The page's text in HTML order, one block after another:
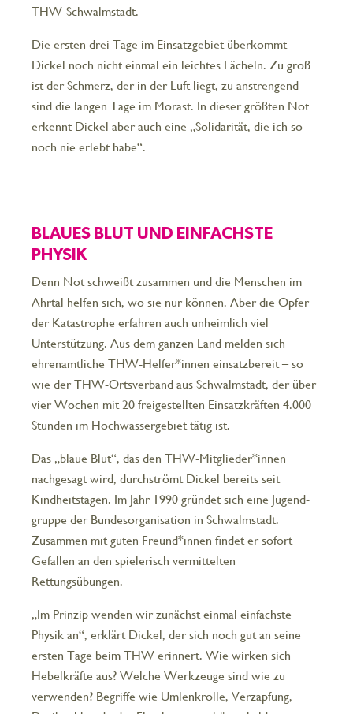
THW-Schwalmstadt.
Die ersten drei Tage im Einsatzgebiet überkommt
Dickel noch nicht einmal ein leichtes Lächeln. Zu groß
ist der Schmerz, der in der Luft liegt, zu anstrengend
sind die langen Tage im Morast. In dieser größten Not
erkennt Dickel aber auch eine „Solidarität, die ich so
noch nie erlebt habe“.
BLAUES BLUT UND EINFACHSTE
PHYSIK
Denn Not schweißt zusammen und die Menschen im
Ahrtal helfen sich, wo sie nur können. Aber die Opfer
der Katastrophe erfahren auch unheimlich viel
Unterstützung. Aus dem ganzen Land melden sich
ehrenamtliche THW-Helfer*innen einsatzbereit – so
wie der THW-Ortsverband aus Schwalmstadt, der über
vier Wochen mit 20 freigestellten Einsatzkräften 4.000
Stunden im Hochwassergebiet tätig ist.
Das „blaue Blut“, das den THW-Mitglieder*innen
nachgesagt wird, durchströmt Dickel bereits seit
Kindheitstagen. Im Jahr 1990 gründet sich eine Jugend­
gruppe der Bundesorganisation in Schwalmstadt.
Zusammen mit guten Freund*innen findet er sofort
Gefallen an den spielerisch vermittelten
Rettungsübungen.
„Im Prinzip wenden wir zunächst einmal einfachste
Physik an“, erklärt Dickel, der sich noch gut an seine
ersten Tage beim THW erinnert. Wie wirken sich
Hebelkräfte aus? Welche Werkzeuge sind wie zu
verwenden? Begriffe wie Umlenkrolle, Verzapfung,